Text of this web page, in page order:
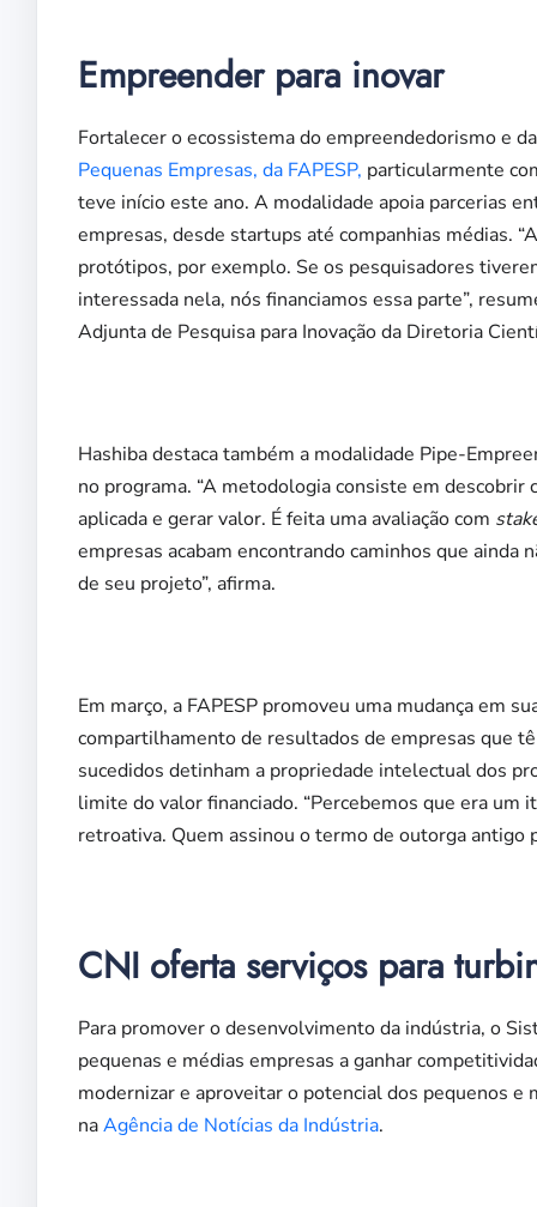
Empreender para inovar
Fortalecer o ecossistema do empreendedorismo e
Pequenas Empresas, da FAPESP, particularmente
teve início este ano. A modalidade apoia parcerias
empresas, desde startups até companhias médias.
protótipos, por exemplo. Se os pesquisadores
interessada nela, nós financiamos essa parte”,
Adjunta de Pesquisa para Inovação da Diretoria
Hashiba destaca também a modalidade Pipe-
no programa. “A metodologia consiste em
aplicada e gerar valor. É feita uma avaliação com
empresas acabam encontrando caminhos que
de seu projeto”, afirma.
Em março, a FAPESP promoveu uma mudança em
compartilhamento de resultados de empresas que
sucedidos detinham a propriedade intelectual dos
limite do valor financiado. “Percebemos que era um
retroativa. Quem assinou o termo de outorga antigo
CNI oferta serviços para
Para promover o desenvolvimento da indústria, o
pequenas e médias empresas a ganhar
modernizar e aproveitar o potencial dos pequenos
naAgência de Notícias da Indústria.